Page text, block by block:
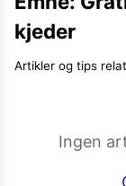
Logg inn med
kontaktdetaljer i
kjeder
Artikler og tips
Ingen